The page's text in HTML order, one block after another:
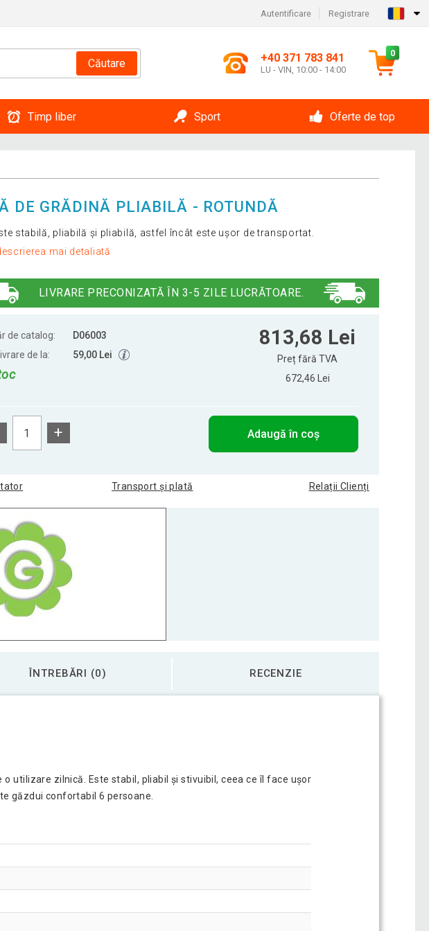
Autentificare Registrare
Căutare +40 371 783 841
LU - VIN, 10:00 - 14:00
0
Timp liber Sport Oferte de top
DE GRĂDINĂ PLIABILĂ - ROTUNDĂ
stabilă, pliabilă și pliabilă, astfel încât este ușor de transportat.
mai detaliată
LIVRARE PRECONIZATĂ ÎN 3-5 ZILE LUCRĂTOARE.
de catalog:
D06003
de la:
59,00 Lei
813,68 Lei
Preț fără TVA
672,46 Lei
+ Adaugă în coș
Transport și plată Relații Clienți
ÎNTREBĂRI (0) RECENZIE
utilizare zilnică. Este stabil, pliabil și stivuibil, ceea ce îl face ușor
găzdui confortabil 6 persoane.